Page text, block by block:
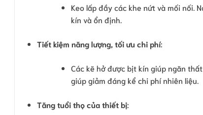
Keo lấp đầy các khe nứt và mối nối.
kín và ổn định.
Tiết kiệm năng lượng, tối ưu chi phí:
Các kẽ hở được bịt kín giúp ngăn
giúp giảm đáng kể chi phí nhiên liệu.
Tăng tuổi thọ của thiết bị: